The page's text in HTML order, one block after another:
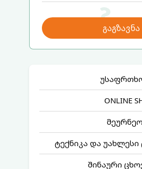
გაგზავნა
ONLINE
ტექნიკა და
შინაური